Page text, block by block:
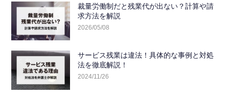
裁量労働制だと残業代が出ない？計算や請
求方法を解説
2026/05/08
サービス残業は違法！具体的な事例と対処
法を徹底解説！
2024/11/26